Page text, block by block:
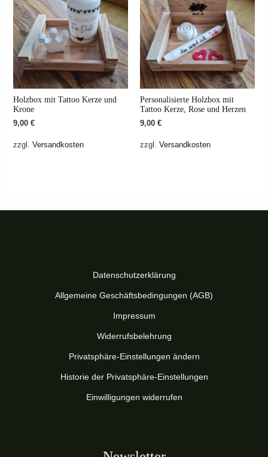
Holzbox mit Tattoo Kerze und
Krone
9,00 €
zzgl. Versandkosten
Personalisierte Holzbox mit
Tattoo Kerze, Rose und Herzen
9,00 €
zzgl. Versandkosten
Datenschutzerklärung
Allgemeine Geschäftsbedingungen (AGB)
Impressum
Widerrufsbelehrung
Privatsphäre-Einstellungen ändern
Historie der Privatsphäre-Einstellungen
Einwilligungen widerrufen